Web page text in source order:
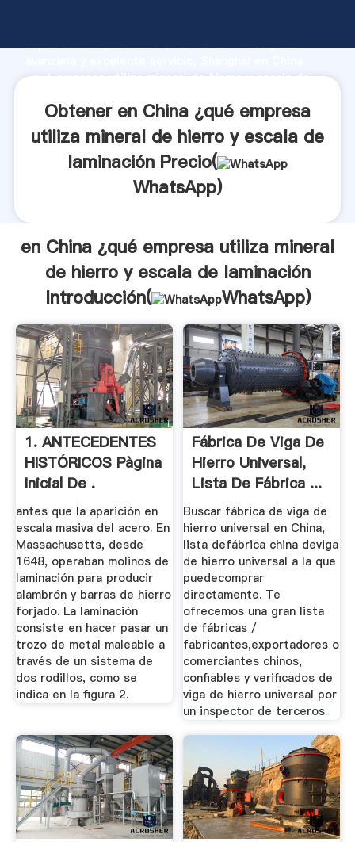
capacidad de producción, fuerza de investigación
¿qué empresa utiliza mineral de hierro y escala de
todos los clientes.
Obtener en China ¿qué empresa
utiliza mineral de hierro y escala de
laminación Precio(
WhatsApp)
en China ¿qué empresa utiliza mineral
de hierro y escala de laminación
Introducción(
WhatsApp)
1. ANTECEDENTES
HISTÓRICOS Pàgina
Inicial De .
antes que la aparición en
escala masiva del acero. En
Massachusetts, desde
1648, operaban molinos de
laminación para producir
alambrón y barras de hierro
forjado. La laminación
consiste en hacer pasar un
trozo de metal maleable a
través de un sistema de
dos rodillos, como se
indica en la figura 2.
Fábrica De Viga De
Hierro Universal,
Lista De Fábrica ...
Buscar fábrica de viga de
hierro universal en China,
lista defábrica china deviga
de hierro universal a la que
puedecomprar
directamente. Te
ofrecemos una gran lista
de fábricas /
fabricantes,exportadores o
comerciantes chinos,
confiables y verificados de
viga de hierro universal por
un inspector de terceros.